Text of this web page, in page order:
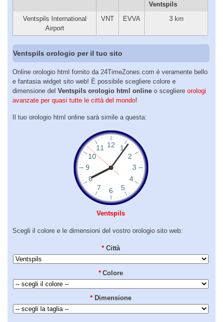
Ventspils
Ventspils International
Airport
VNT EVVA 3 km
Ventspils orologio per il tuo sito
Online orologio html fornito da 24TimeZones.com è veramente bello
e fantasia widget sito web! È possibile scegliere colore e
dimensione del Ventspils orologio html online o scegliere orologi
avanzate per quasi tutte le città del mondo!
Il tuo orologio html online sarà simile a questa:
Ventspils
Scegli il colore e le dimensioni del vostro orologio sito web:
* Città
* Colore
* Dimensione